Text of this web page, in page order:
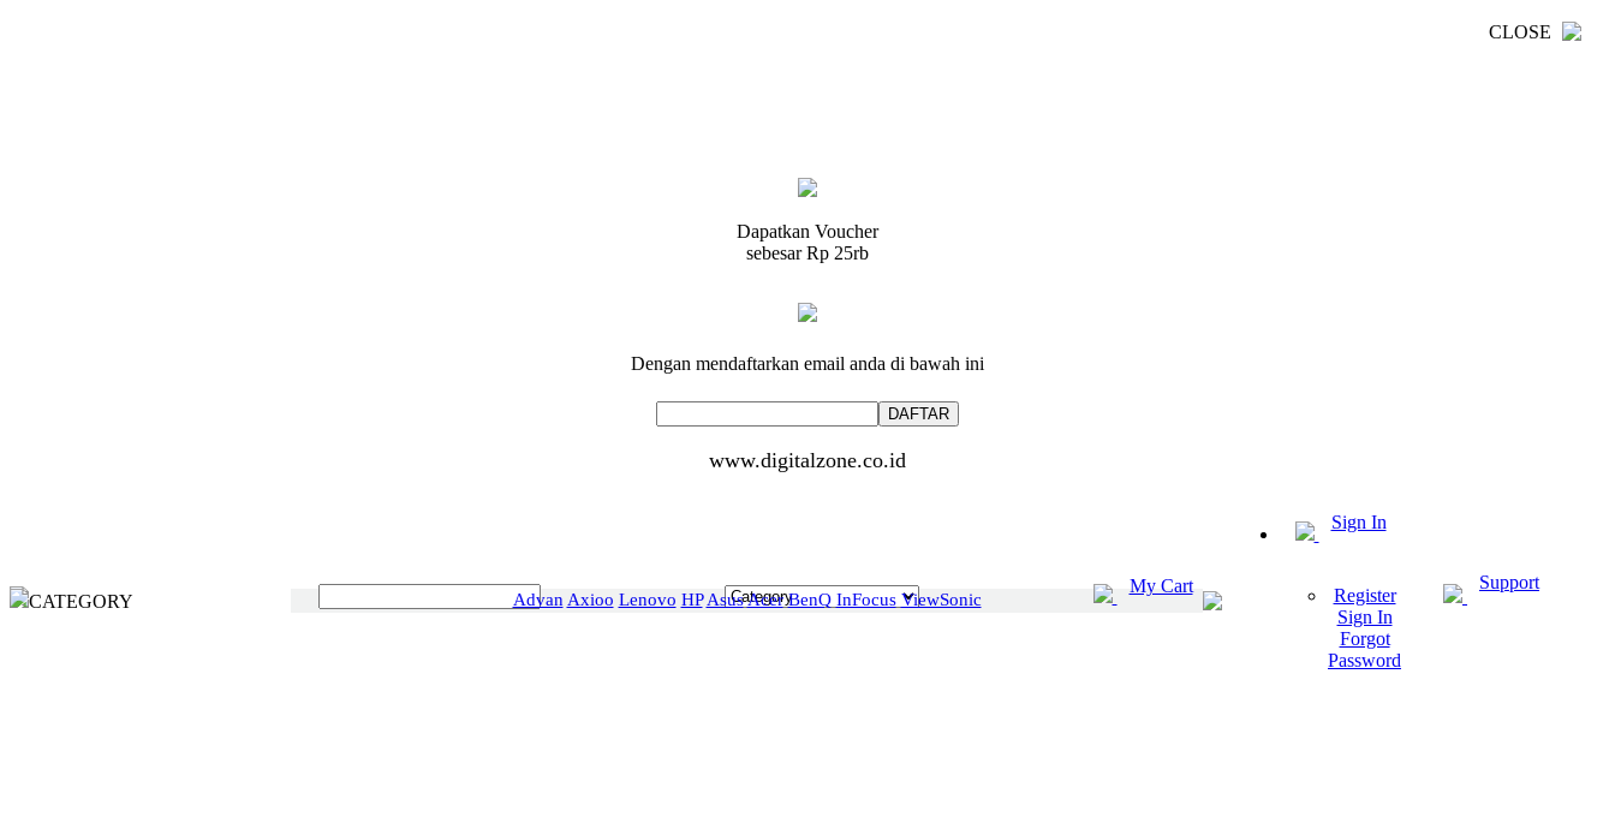
CLOSE
Dapatkan Voucher
sebesarRp 25rb
Dengan mendaftarkan email anda di bawah ini
www.digitalzone.co.id
My Cart
Sign In
Register
Sign In
Forgot
Password
Support
CATEGORY
Advan Axioo Lenovo HP AsusAcer BenQ InFocus ViewSonic